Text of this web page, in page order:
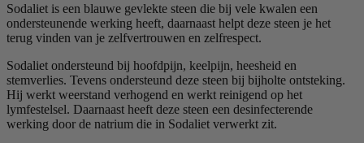
Sodaliet is een blauwe gevlekte steen die bij vele kwalen een
ondersteunende werking heeft, daarnaast helpt deze steen je het
terug vinden van je zelfvertrouwen en zelfrespect.
Sodaliet ondersteund bij hoofdpijn, keelpijn, heesheid en
stemverlies. Tevens ondersteund deze steen bij bijholte ontsteking.
Hij werkt weerstand verhogend en werkt reinigend op het
lymfestelsel. Daarnaast heeft deze steen een desinfecterende
werking door de natrium die in Sodaliet verwerkt zit.